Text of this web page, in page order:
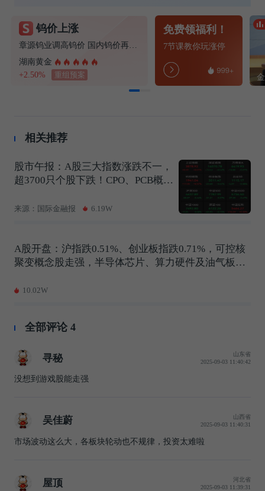
钨价上涨
湖南黄金
+2.50%
重组预案
免费领福利！
7节课教你玩涨停
相关推荐
股市午报：A股三大指数涨跌不一，
超3700只个股下跌！CPO、PCB概念
来源：国际金融报 6.19W
A股开盘：沪指跌0.51%、创业板指跌0.71%，可控核
聚变概念股走强，半导体芯片、算力硬件及油气板块
10.02W
全部评论 4
寻秘
山东省
2025-09-03 11:40:42
没想到游戏股能走强
吴佳蔚
山西省
2025-09-03 11:40:31
市场波动这么大，各板块轮动也不规律，投资太难啦
屋顶
河北省
2025-09-03 11:39:31